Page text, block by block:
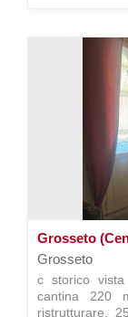
Grosseto
Grosseto
c storico
cantina 220
ristrutturare. 